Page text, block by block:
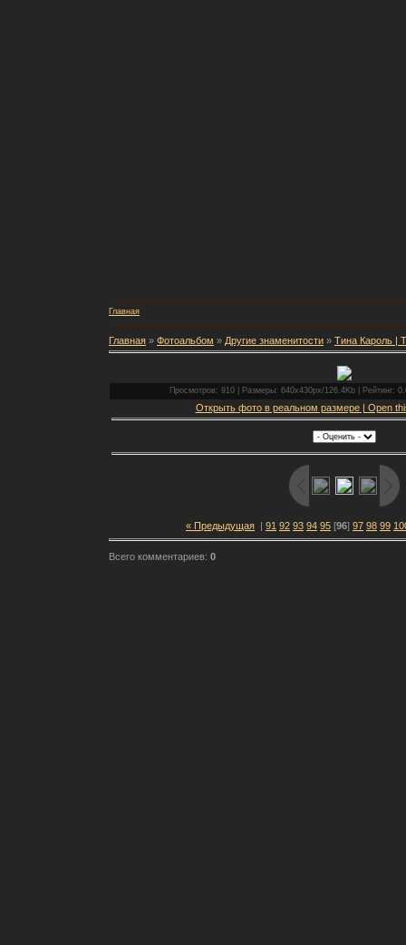
Главная
Главная » Фотоальбом » Другие знаменитости » Тина Кароль |
Просмотров: 910 | Размеры: 640x430px/126.4Kb | Рейтинг:
Открыть фото в реальном размере | Open
« Предыдущая | 91 92 93 94 95 [96] 97 98 99
Всего комментариев: 0